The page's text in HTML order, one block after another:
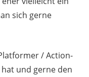
sich gerne
/ Action-
und gerne den